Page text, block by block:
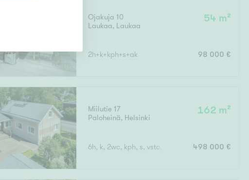
Ojakuja 10
Laukaa, Laukaa
54 m²
2h+k+kph+s+ak 98 000 €
Miilutie 17
Paloheinä, Helsinki
162 m²
6h, k, 2wc, kph, s, vsto, yms noin 162 m2 +
498 000 €